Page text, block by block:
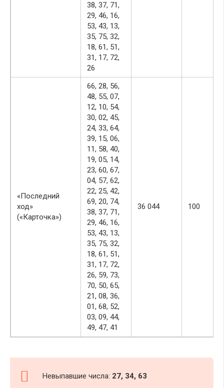
38, 37, 71,
29, 46, 16,
53, 43, 13,
35, 75, 32,
18, 61, 51,
31, 17, 72,
26
«Последний
ход»
(«Карточка»)
66, 28, 56,
48, 55, 07,
12, 10, 54,
30, 02, 45,
24, 33, 64,
39, 15, 06,
11, 58, 40,
19, 05, 14,
23, 60, 67,
04, 57, 62,
22, 25, 42,
69, 20, 74,
38, 37, 71,
29, 46, 16,
53, 43, 13,
35, 75, 32,
18, 61, 51,
31, 17, 72,
26, 59, 73,
70, 50, 65,
21, 08, 36,
01, 68, 52,
03, 09, 44,
49, 47, 41
36 044 100
Невыпавшие числа: 27, 34, 63